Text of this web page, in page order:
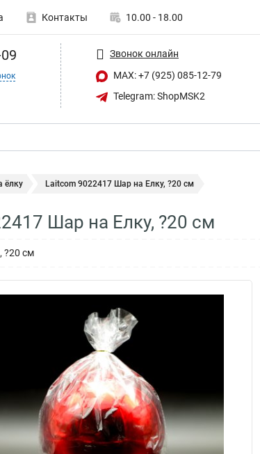
Контакты 10.00 - 18.00
Звонок онлайн
MAX: +7 (925) 085-12-79
Telegram: ShopMSK2
ёлку Laitcom 9022417 Шар на Елку, ?20 см
Шар на Елку, ?20 см
?20 см